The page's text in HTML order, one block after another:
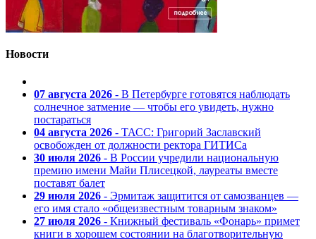
Новости
07 августа 2026 - В Петербурге готовятся наблюдать
солнечное затмение — чтобы его увидеть, нужно
постараться
04 августа 2026 - ТАСС: Григорий Заславский
освобожден от должности ректора ГИТИСа
30 июля 2026 - В России учредили национальную
премию имени Майи Плисецкой, лауреаты вместе
поставят балет
29 июля 2026 - Эрмитаж защитится от самозванцев —
его имя стало «общеизвестным товарным знаком»
27 июля 2026 - Книжный фестиваль «Фонарь» примет
книги в хорошем состоянии на благотворительную